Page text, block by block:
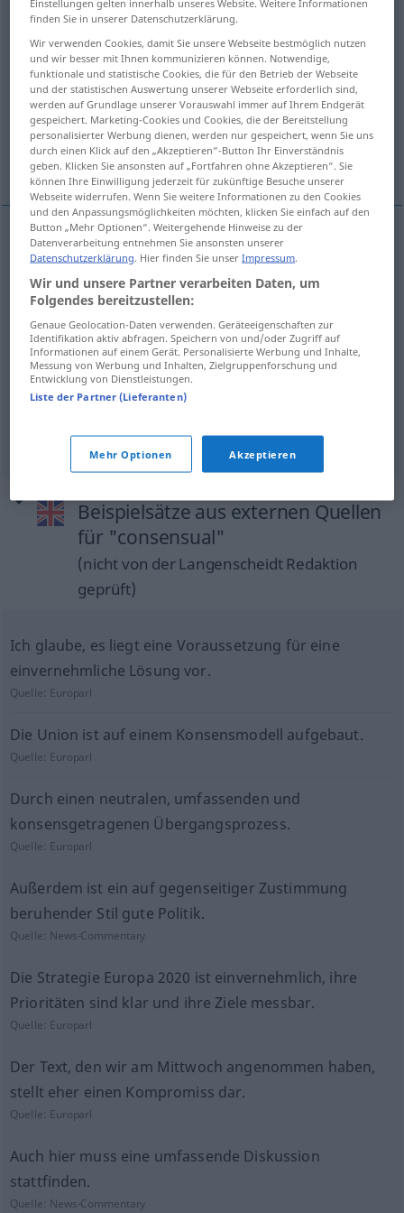
Übersicht aller Übersetzungen
(Für mehr Details die Übersetzung anklicken/antippen)
unwillkürlich, Reflex…
auf bloßer mündlicher Übereinkunft
gegenseitiger Zustimmung beruhend
auf bloßer mündlicherÜbereinkunftod
gegenseitigerZustimmungberuhend
consensual
JUR
, Reflex… consensual
Beispielsätze aus externen Quellen
für "consensual"
(nicht von der Langenscheidt Redaktion
geprüft)
Ich glaube, es liegt eine Voraussetzung für eine
einvernehmliche Lösung vor.
Quelle: Europarl
Die Union ist auf einem Konsensmodell aufgebaut.
Quelle: Europarl
Durch einen neutralen, umfassenden und
konsensgetragenen Übergangsprozess.
Quelle: Europarl
Außerdem ist ein auf gegenseitiger Zustimmung
beruhender Stil gute Politik.
Quelle: News-Commentary
Die Strategie Europa 2020 ist einvernehmlich, ihre
Prioritäten sind klar und ihre Ziele messbar.
Quelle: Europarl
Der Text, den wir am Mittwoch angenommen haben,
stellt eher einen Kompromiss dar.
Quelle: Europarl
Auch hier muss eine umfassende Diskussion
stattfinden.
Quelle: News-Commentary
finden Sie in unserer Datenschutzerklärung.
Wir verwenden Cookies, damit Sie unsere Webseite bestmöglich nutzen
und wir besser mit Ihnen kommunizieren können. Notwendige,
funktionale und statistische Cookies, die für den Betrieb der Webseite
und der statistischen Auswertung unserer Webseite erforderlich sind,
werden auf Grundlage unserer Vorauswahl immer auf Ihrem Endgerät
gespeichert. Marketing-Cookies und Cookies, die der Bereitstellung
personalisierter Werbung dienen, werden nur gespeichert, wenn Sie uns
durch einen Klick auf den „Akzeptieren“-Button Ihr Einverständnis
geben. Klicken Sie ansonsten auf „Fortfahren ohne Akzeptieren“. Sie
können Ihre Einwilligung jederzeit für zukünftige Besuche unserer
Webseite widerrufen. Wenn Sie weitere Informationen zu den Cookies
und den Anpassungsmöglichkeiten möchten, klicken Sie einfach auf den
Button „Mehr Optionen“. Weitergehende Hinweise zu der
Datenverarbeitung entnehmen Sie ansonsten unserer
Datenschutzerklärung. Hier finden Sie unserImpressum.
Wir und unsere Partner verarbeiten Daten, um
Folgendes bereitzustellen:
Genaue Geolocation-Daten verwenden. Geräteeigenschaften zur
Identifikation aktiv abfragen. Speichern von und/oder Zugriff auf
Informationen auf einem Gerät. Personalisierte Werbung und Inhalte,
Messung von Werbung und Inhalten, Zielgruppenforschung und
Entwicklung von Dienstleistungen.
Liste der Partner (Lieferanten)
Mehr Optionen Akzeptieren